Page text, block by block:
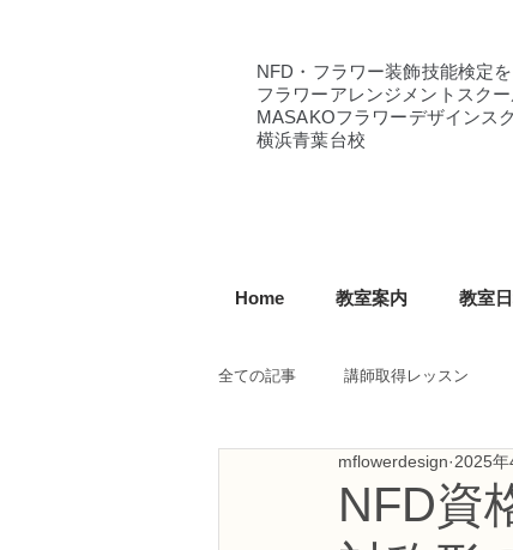
NFD・フラワー装飾技能検定
フラワーアレンジメントスク
MASAKOフラワーデザインス
横浜青葉台校
Home 教室案内 教室
全ての記事 講師取得レッスン
NFD講師研究科コース NFD
NFD資
mflowerdesign 2025年